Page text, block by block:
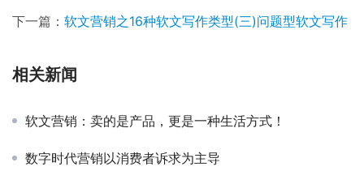
下一篇： 软文营销之16种软文写作类型(三)问题型软文写作
相关新闻
软文营销：卖的是产品，更是一种生活方式！
数字时代营销以消费者诉求为主导